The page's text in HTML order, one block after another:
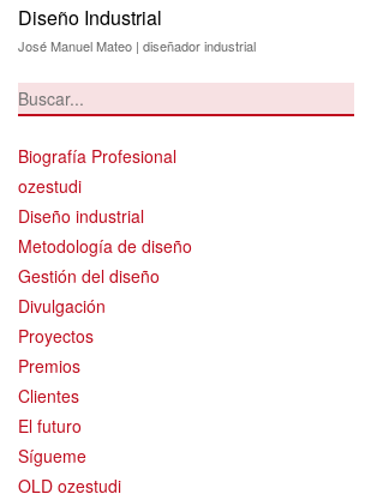
Diseño Industrial
José Manuel Mateo | diseñador industrial
Biografía Profesional
ozestudi
Diseño industrial
Metodología de diseño
Gestión del diseño
Divulgación
Proyectos
Premios
Clientes
El futuro
Sígueme
OLD ozestudi